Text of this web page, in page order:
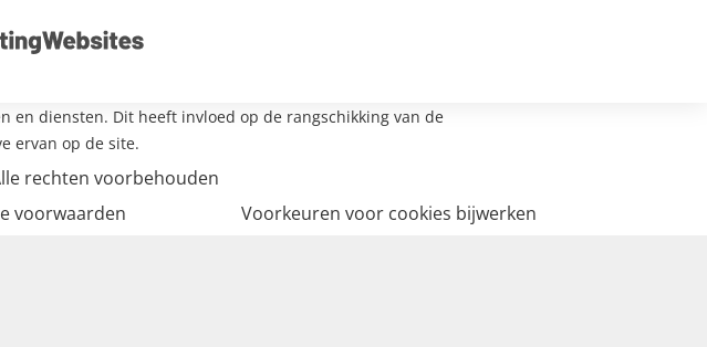
en diensten. Dit heeft invloed op de rangschikking van de
ervan op de site.
rechten voorbehouden
voorwaarden Voorkeuren voor cookies bijwerken